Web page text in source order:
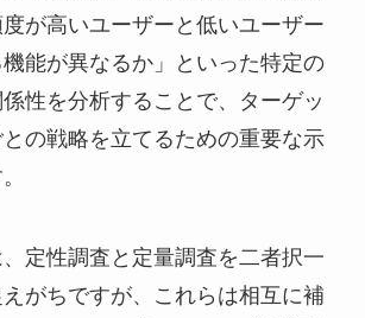
が高いユーザーと低いユーザー
能が異なるか」といった特定の
性を分析することで、ターゲッ
との戦略を立てるための重要な示
定性調査と定量調査を二者択一
がちですが、これらは相互に補